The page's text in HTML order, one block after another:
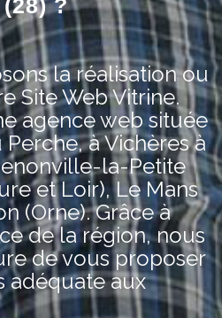
?
la réalisation ou
Site Web Vitrine.
agence web située
à Vichères à
la-Petite
et Loir), Le Mans
(Orne). Grâce à
de la région, nous
de vous proposer
adéquate aux